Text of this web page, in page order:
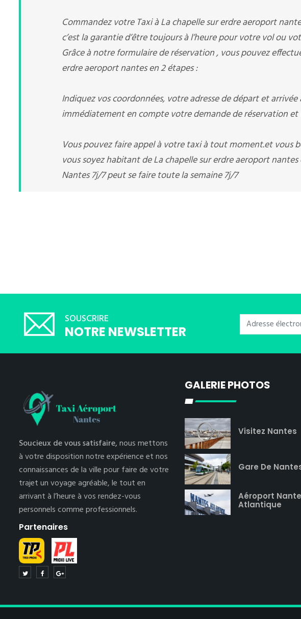
Commandez votre Taxi à La chapelle sur erdre aeroport
c’est la garantie d’être toujours à l’heure pour votre vol ou
Grâce à notre formulaire de réservation , vous pouvez
erdre aeroport nantes en 2 étapes :
Indiquez vos coordonnées, votre adresse de départ et
immédiatement en compte votre demande de réservation et
Vous pouvez faire appel à votre taxi à tout moment.et vous
vous soyez habitant de La chapelle sur erdre aeroport
Nantes 7j/7 peut se faire toute la semaine 7j/7
SOUSCRIRE
NOTRE NEWSLETTER
Soucieux de vous satisfaire,nous mettons
à votre disposition notre expérience et nos
connaissances de la ville pour faire de votre
trajet un voyage agréable, le tout en
arrivant à l’heure à vos rendez-vous
personnels comme professionnels.
Partenaires
GALERIE PHOTOS
Visitez Nantes
Gare De
Aéroport
Atlantique